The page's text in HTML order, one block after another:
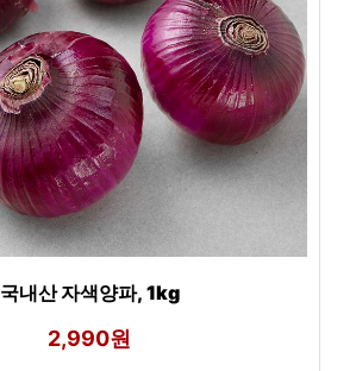
국내산 자색양파, 1kg
2,990원